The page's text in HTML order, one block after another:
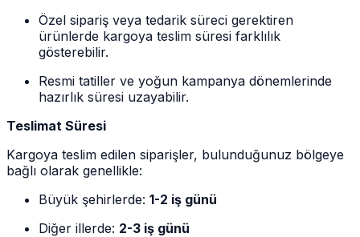
Özel sipariş veya tedarik süreci gerektiren
ürünlerde kargoya teslim süresi farklılık
gösterebilir.
Resmi tatiller ve yoğun kampanya dönemlerinde
hazırlık süresi uzayabilir.
Teslimat Süresi
Kargoya teslim edilen siparişler, bulunduğunuz bölgeye
bağlı olarak genellikle:
Büyük şehirlerde: 1-2 iş günü
Diğer illerde: 2-3 iş günü